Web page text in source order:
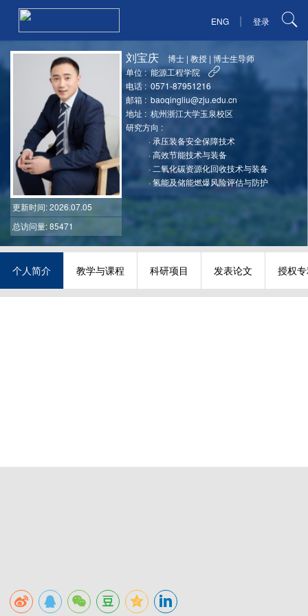
ENG | 登录
更新时间: 2026.07.05
总访问量: 85471
刘宝庆 博士 |教授 |博士生导师
单位 : 能源工程学院
电话 : 0571-87951216
邮箱 : baoqingliu@zju.edu.cn
地址 : 杭州浙江大学玉泉校区
研究方向 :
·承压装备安全保障技术
·高效节能技术与装备
· 二氧化碳资源化回收技术与装备
·氢能及储能燃爆风险评估与防护
个人简介 教学与课程 科研项目 发表论文 授权